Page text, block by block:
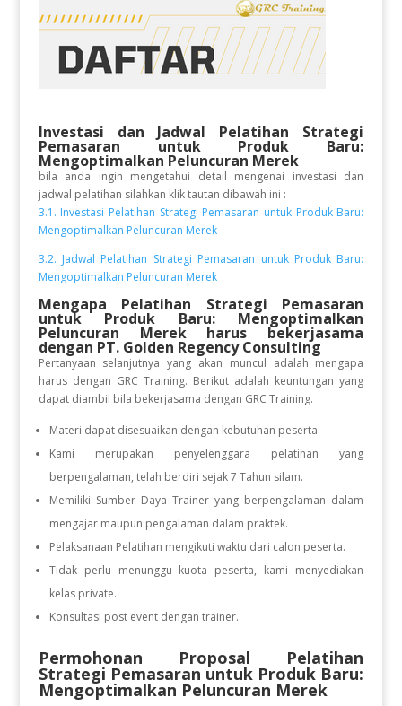
Investasi dan Jadwal Pelatihan Strategi
Pemasaran untuk Produk Baru:
Mengoptimalkan Peluncuran Merek
bila anda ingin mengetahui detail mengenai investasi dan
jadwal pelatihan silahkan klik tautan dibawah ini :
3.1. Investasi Pelatihan Strategi Pemasaran untuk Produk Baru:
Mengoptimalkan Peluncuran Merek
3.2. Jadwal Pelatihan Strategi Pemasaran untuk Produk Baru:
Mengoptimalkan Peluncuran Merek
Mengapa Pelatihan Strategi Pemasaran
untuk Produk Baru: Mengoptimalkan
Peluncuran Merek harus bekerjasama
dengan PT. Golden Regency Consulting
Pertanyaan selanjutnya yang akan muncul adalah mengapa
harus dengan GRC Training. Berikut adalah keuntungan yang
dapat diambil bila bekerjasama dengan GRC Training.
Materi dapat disesuaikan dengan kebutuhan peserta.
Kami merupakan penyelenggara pelatihan yang
berpengalaman, telah berdiri sejak 7 Tahun silam.
Memiliki Sumber Daya Trainer yang berpengalaman dalam
mengajar maupun pengalaman dalam praktek.
Pelaksanaan Pelatihan mengikuti waktu dari calon peserta.
Tidak perlu menunggu kuota peserta, kami menyediakan
kelas private.
Konsultasi post event dengan trainer.
Permohonan Proposal Pelatihan
Strategi Pemasaran untuk Produk Baru:
Mengoptimalkan Peluncuran Merek